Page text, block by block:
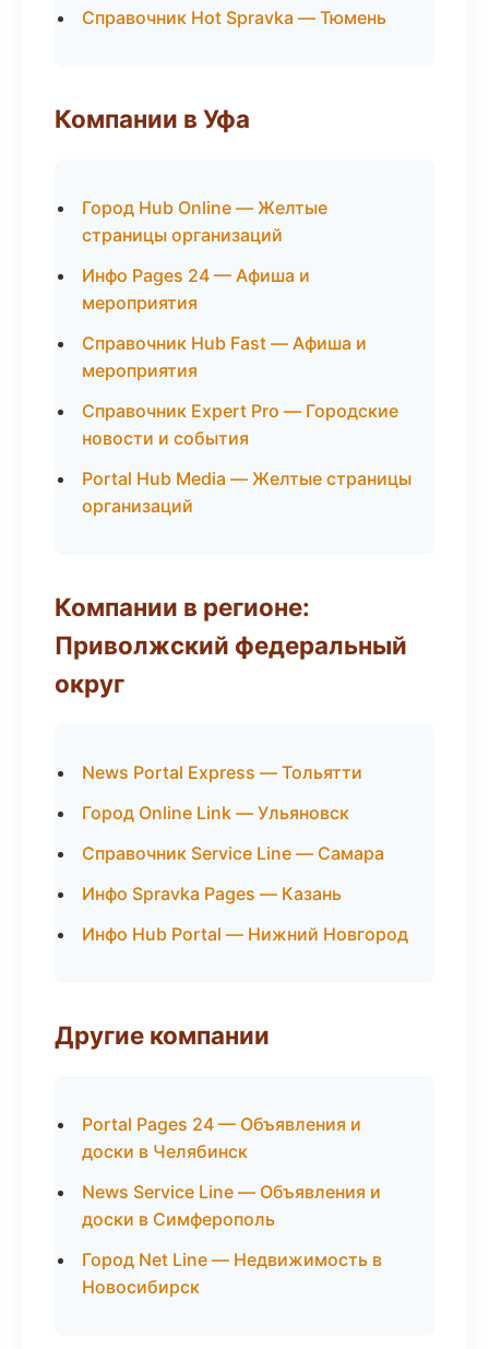
Справочник Hot Spravka — Тюмень
Компании в Уфа
Город Hub Online — Желтые
страницы организаций
Инфо Pages 24 — Афиша и
мероприятия
Справочник Hub Fast — Афиша и
мероприятия
Справочник Expert Pro — Городские
новости и события
Portal Hub Media — Желтые страницы
организаций
Компании в регионе:
Приволжский федеральный
округ
News Portal Express — Тольятти
Город Online Link — Ульяновск
Справочник Service Line — Самара
Инфо Spravka Pages — Казань
Инфо Hub Portal — Нижний Новгород
Другие компании
Portal Pages 24 — Объявления и
доски в Челябинск
News Service Line — Объявления и
доски в Симферополь
Город Net Line — Недвижимость в
Новосибирск